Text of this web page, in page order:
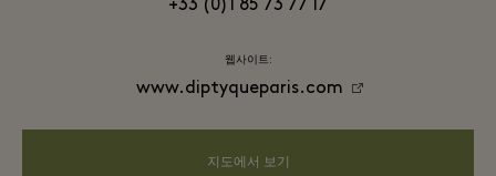
+33 (0)1 85 73 77 17
웹사이트:
www.diptyqueparis.com
지도에서 보기